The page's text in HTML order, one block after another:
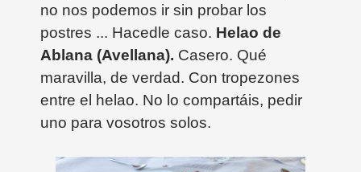
no nos podemos ir sin probar los
postres ... Hacedle caso. Helao de
Ablana (Avellana). Casero. Qué
maravilla, de verdad. Con tropezones
entre el helao. No lo compartáis, pedir
uno para vosotros solos.